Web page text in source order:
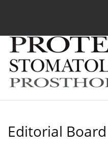
Editorial Board